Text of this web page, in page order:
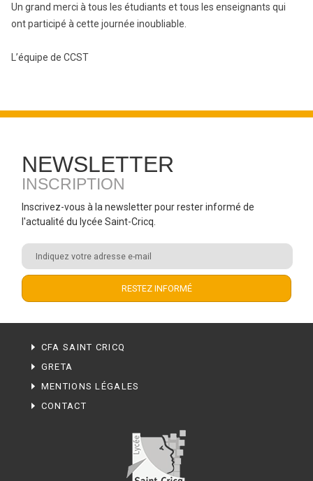
Un grand merci à tous les étudiants et tous les enseignants qui
ont participé à cette journée inoubliable.
L’équipe de CCST
NEWSLETTER
INSCRIPTION
Inscrivez-vous à la newsletter pour rester informé de
l'actualité du lycée Saint-Cricq.
CFA SAINT CRICQ
GRETA
MENTIONS LÉGALES
CONTACT